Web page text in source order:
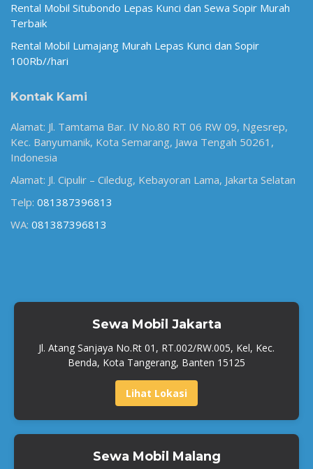
Rental Mobil Situbondo Lepas Kunci dan Sewa Sopir Murah
Terbaik
Rental Mobil Lumajang Murah Lepas Kunci dan Sopir
100Rb//hari
Kontak Kami
Alamat: Jl. Tamtama Bar. IV No.80 RT 06 RW 09, Ngesrep,
Kec. Banyumanik, Kota Semarang, Jawa Tengah 50261,
Indonesia
Alamat: Jl. Cipulir – Ciledug, Kebayoran Lama, Jakarta Selatan
Telp: 081387396813
WA: 081387396813
Sewa Mobil Jakarta
Jl. Atang Sanjaya No.Rt 01, RT.002/RW.005, Kel, Kec.
Benda, Kota Tangerang, Banten 15125
Lihat Lokasi
Sewa Mobil Malang